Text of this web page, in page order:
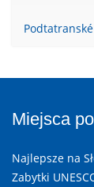
Miejsca
Najlepsze na
Zabytki